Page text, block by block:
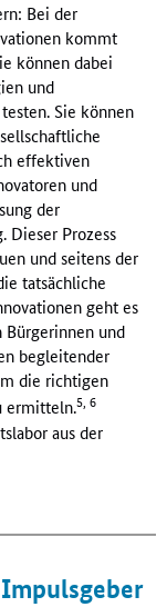
Bei der
kommt
können dabei
und
Sie können
effektiven
und
der
Dieser Prozess
und seitens der
tatsächliche
geht es
Bürgerinnen und
begleitender
die richtigen
ermitteln.5, 6
aus der